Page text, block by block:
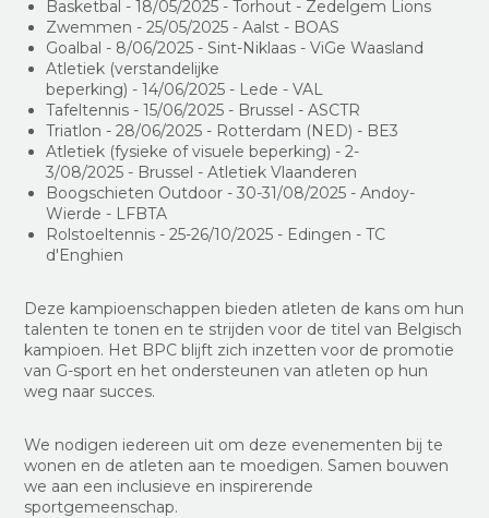
Basketbal -18/05/2025 -Torhout - Zedelgem Lions
Zwemmen -25/05/2025 -Aalst - BOAS
Goalbal - 8/06/2025 -Sint-Niklaas -ViGe Waasland
Atletiek (verstandelijke
beperking) -14/06/2025 - Lede -VAL
Tafeltennis - 15/06/2025 - Brussel - ASCTR
Triatlon -28/06/2025 - Rotterdam (NED) - BE3
Atletiek (fysieke of visuele beperking) - 2-
3/08/2025 - Brussel - Atletiek Vlaanderen
Boogschieten Outdoor -30-31/08/2025 -Andoy-
Wierde - LFBTA
Rolstoeltennis -25-26/10/2025 - Edingen -TC
d'Enghien
Deze kampioenschappen bieden atleten de kans om hun
talenten te tonen en te strijden voor de titel van Belgisch
kampioen. Het BPC blijft zich inzetten voor de promotie
van G-sport en het ondersteunen van atleten op hun
weg naar succes.
We nodigen iedereen uit om deze evenementen bij te
wonen en de atleten aan te moedigen. Samen bouwen
we aan een inclusieve en inspirerende
sportgemeenschap.